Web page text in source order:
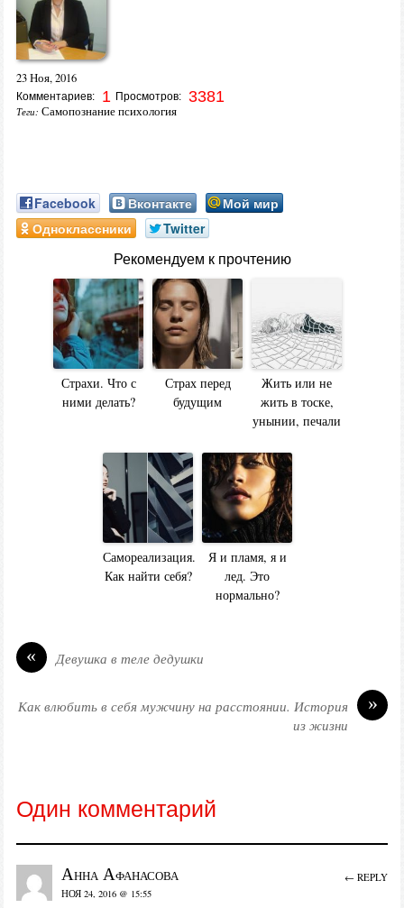
23 Ноя, 2016
Комментариев: 1 Просмотров: 3381
Теги: Самопознание психология
Facebook Вконтакте
Мой мир
Одноклассники
Twitter
Рекомендуем к прочтению
Страхи. Что с
ними делать?
Страх перед
будущим
Жить или не
жить в тоске,
унынии, печали
Самореализация.
Как найти себя?
Я и пламя, я и
лед. Это
нормально?
« Девушка в теле дедушки
»
Как влюбить в себя мужчину на расстоянии. История
из жизни
Один комментарий
Анна Афанасова
НОЯ 24, 2016 @ 15:55
← REPLY